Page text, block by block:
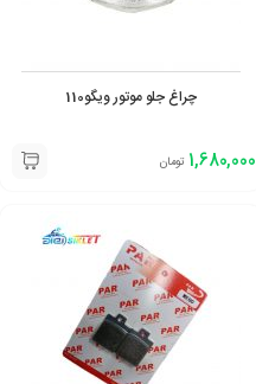
چراغ جلو موتور ویگو110
1,680,000 تومان